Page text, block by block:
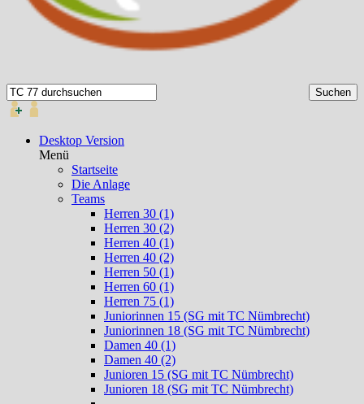
Desktop Version
Menü
Startseite
Die Anlage
Teams
Herren 30 (1)
Herren 30 (2)
Herren 40 (1)
Herren 40 (2)
Herren 50 (1)
Herren 60 (1)
Herren 75 (1)
Juniorinnen 15 (SG mit TC Nümbrecht)
Juniorinnen 18 (SG mit TC Nümbrecht)
Damen 40 (1)
Damen 40 (2)
Junioren 15 (SG mit TC Nümbrecht)
Junioren 18 (SG mit TC Nümbrecht)